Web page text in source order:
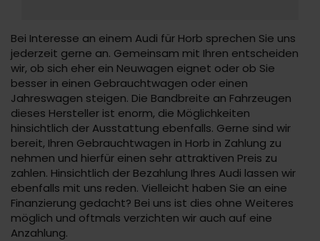
Bei Interesse an einem Audi für Horb sprechen Sie uns
jederzeit gerne an. Gemeinsam mit Ihren entscheiden
wir, ob sich eher ein Neuwagen eignet oder ob Sie
besser in einen Gebrauchtwagen oder einen
Jahreswagen steigen. Die Bandbreite an Fahrzeugen
dieses Hersteller ist enorm, die Möglichkeiten
hinsichtlich der Ausstattung ebenfalls. Gerne sind wir
bereit, Ihren Gebrauchtwagen in Horb in Zahlung zu
nehmen und hierfür einen sehr attraktiven Preis zu
zahlen. Hinsichtlich der Bezahlung Ihres Audi lassen wir
ebenfalls mit uns reden. Vielleicht haben Sie an eine
Finanzierung gedacht? Bei uns ist dies ohne Weiteres
möglich und oftmals verzichten wir auch auf eine
Anzahlung.